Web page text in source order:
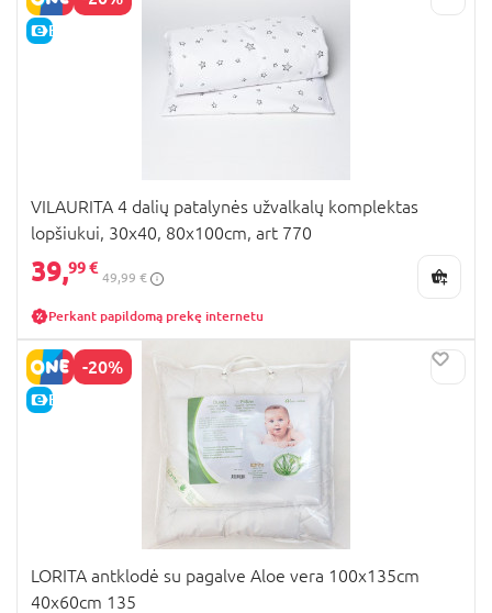
E-KAINA
VILAURITA 4 dalių patalynės užvalkalų komplektas
lopšiukui, 30x40, 80x100cm, art 770
39,99 €
49,99 €
Perkant papildomą prekę internetu
-20%
E-KAINA
LORITA antklodė su pagalve Aloe vera 100x135cm
40x60cm 135